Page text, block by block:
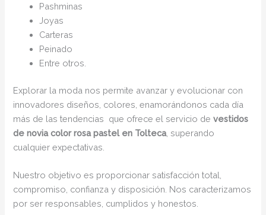
Pashminas
Joyas
Carteras
Peinado
Entre otros.
Explorar la moda nos permite avanzar y evolucionar con
innovadores diseños, colores, enamorándonos cada día
más de las tendencias que ofrece el servicio devestidos
de novia color rosa pastel en Tolteca, superando
cualquier expectativas.
Nuestro objetivo es proporcionar satisfacción total,
compromiso, confianza y disposición. Nos caracterizamos
por ser responsables, cumplidos y honestos.